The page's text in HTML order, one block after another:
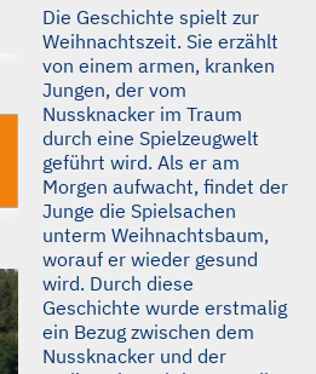
Die Geschichte spielt zur
Weihnachtszeit. Sie erzählt
von einem armen, kranken
Jungen, der vom
Nussknacker im Traum
durch eine Spielzeugwelt
geführt wird. Als er am
Morgen aufwacht, findet der
Junge die Spielsachen
unterm Weihnachtsbaum,
worauf er wieder gesund
wird. Durch diese
Geschichte wurde erstmalig
ein Bezug zwischen dem
Nussknacker und der